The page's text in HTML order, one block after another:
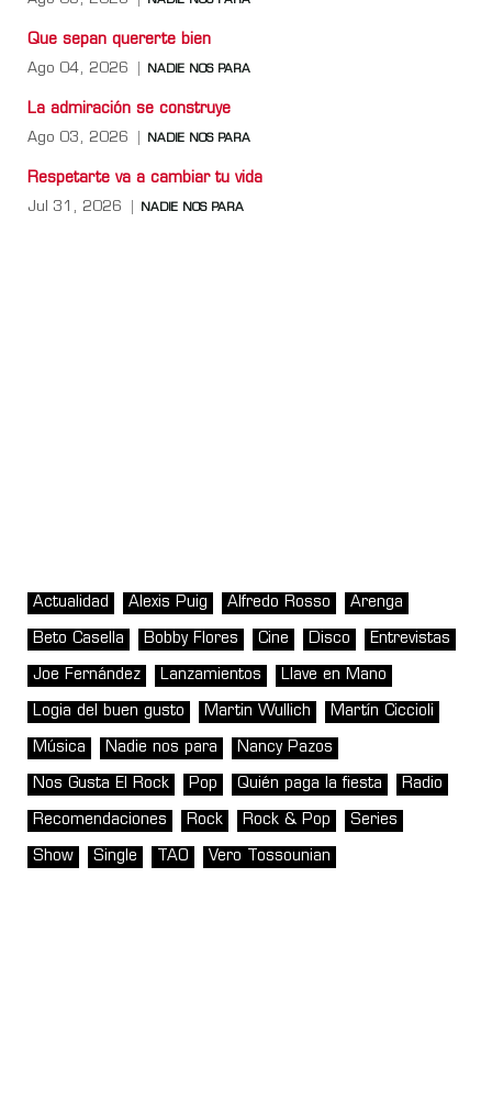
Que sepan quererte bien
Ago 04, 2026 NADIE NOS PARA
La admiración se construye
Ago 03, 2026 NADIE NOS PARA
Respetarte va a cambiar tu vida
Jul 31, 2026 NADIE NOS PARA
Actualidad Alexis Puig Alfredo Rosso Arenga
Beto Casella Bobby Flores Cine Disco Entrevistas
Joe Fernández Lanzamientos Llave en Mano
Logia del buen gusto Martin Wullich Martín Ciccioli
Música Nadie nos para Nancy Pazos
Nos Gusta El Rock Pop Quién paga la fiesta Radio
Recomendaciones Rock Rock & Pop Series
Show Single TAO Vero Tossounian